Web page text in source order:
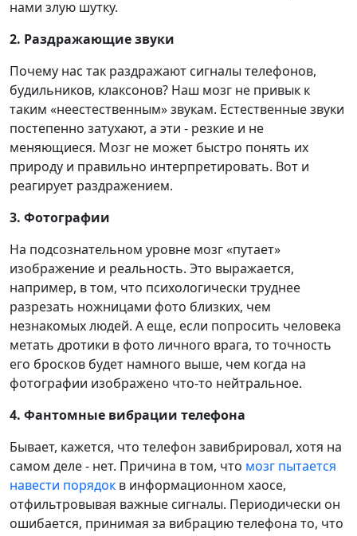
нами злую шутку.
2. Раздражающие звуки
Почему нас так раздражают сигналы телефонов,
будильников, клаксонов? Наш мозг не привык к
таким «неестественным» звукам. Естественные звуки
постепенно затухают, а эти - резкие и не
меняющиеся. Мозг не может быстро понять их
природу и правильно интерпретировать. Вот и
реагирует раздражением.
3. Фотографии
На подсознательном уровне мозг «путает»
изображение и реальность. Это выражается,
например, в том, что психологически труднее
разрезать ножницами фото близких, чем
незнакомых людей. А еще, если попросить человека
метать дротики в фото личного врага, то точность
его бросков будет намного выше, чем когда на
фотографии изображено что-то нейтральное.
4. Фантомные вибрации телефона
Бывает, кажется, что телефон завибрировал, хотя на
самом деле - нет. Причина в том, что мозг пытается
навести порядок в информационном хаосе,
отфильтровывая важные сигналы. Периодически он
ошибается, принимая за вибрацию телефона то, что